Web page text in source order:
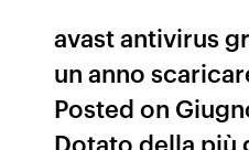
avast antivirus
un anno
Posted on
Dotato della più